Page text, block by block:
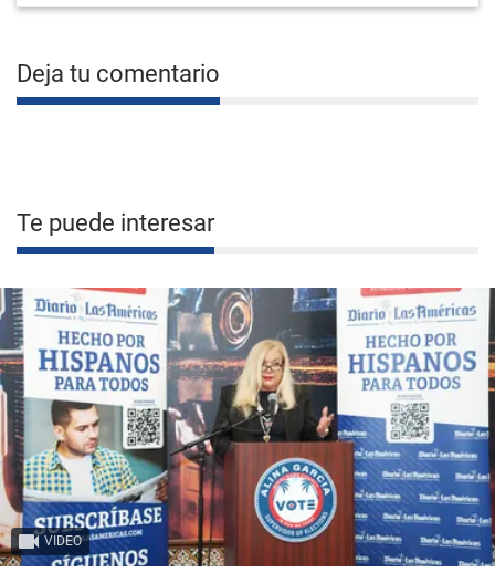
Deja tu comentario
Te puede interesar
VIDEO